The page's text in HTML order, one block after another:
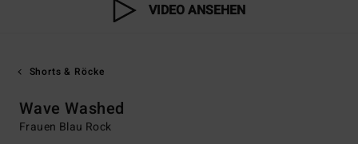
VIDEO ANSEHEN
Shorts & Röcke
Wave Washed
Frauen Blau Rock